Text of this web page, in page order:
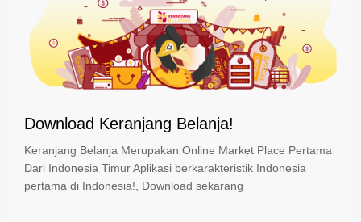
Download Keranjang Belanja!
Keranjang Belanja Merupakan Online Market Place Pertama
Dari Indonesia Timur Aplikasi berkarakteristik Indonesia
pertama di Indonesia!, Download sekarang